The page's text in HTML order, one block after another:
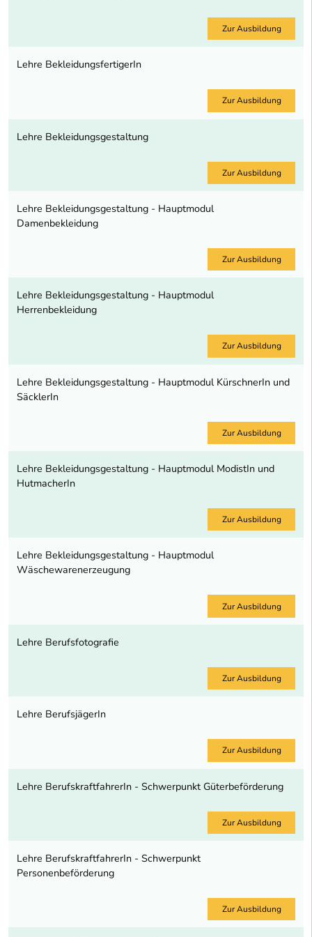
Zur Ausbildung
Lehre BekleidungsfertigerIn
Zur Ausbildung
Lehre Bekleidungsgestaltung
Zur Ausbildung
Lehre Bekleidungsgestaltung - Hauptmodul
Damenbekleidung
Zur Ausbildung
Lehre Bekleidungsgestaltung - Hauptmodul
Herrenbekleidung
Zur Ausbildung
Lehre Bekleidungsgestaltung - Hauptmodul KürschnerIn und
SäcklerIn
Zur Ausbildung
Lehre Bekleidungsgestaltung - Hauptmodul ModistIn und
HutmacherIn
Zur Ausbildung
Lehre Bekleidungsgestaltung - Hauptmodul
Wäschewarenerzeugung
Zur Ausbildung
Lehre Berufsfotografie
Zur Ausbildung
Lehre BerufsjägerIn
Zur Ausbildung
Lehre BerufskraftfahrerIn - Schwerpunkt Güterbeförderung
Zur Ausbildung
Lehre BerufskraftfahrerIn - Schwerpunkt
Personenbeförderung
Zur Ausbildung